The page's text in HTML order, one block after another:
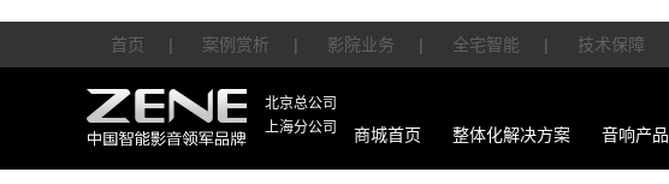
首页 | 案例赏析 | 影院业务 | 全宅智能 | 技术保障
北京总公司
上海分公司
商城首页 整体化解决方案 音响产品